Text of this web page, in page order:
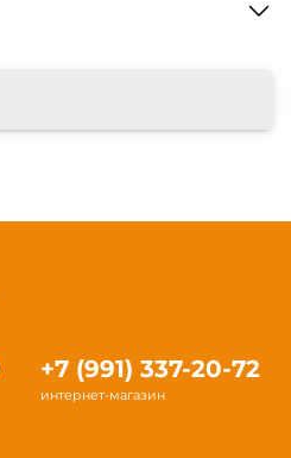
+7 (991) 337-20-72
интернет-магазин